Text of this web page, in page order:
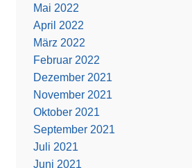
Mai 2022
April 2022
März 2022
Februar 2022
Dezember 2021
November 2021
Oktober 2021
September 2021
Juli 2021
Juni 2021